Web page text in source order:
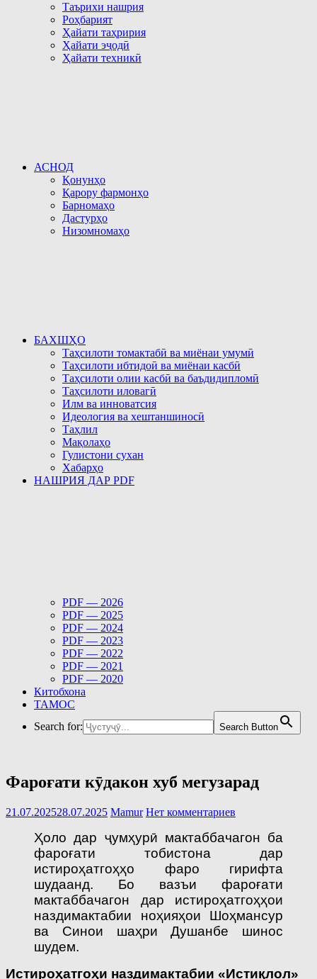
Таърихи нашрия
Роҳбарият
Ҳайати таҳририя
Ҳайати эҷодӣ
Ҳайати техникӣ
АСНОД
Қонунҳо
Қарору фармонҳо
Барномаҳо
Дастурҳо
Низомномаҳо
БАХШҲО
Таҳсилоти томактабӣ ва миёнаи умумӣ
Таҳсилоти ибтидоӣ ва миёнаи касбӣ
Таҳсилоти олии касбӣ ва баъдидипломӣ
Таҳсилоти иловагӣ
Илм ва инноватсия
Идеология ва хештаншиносӣ
Таҳлил
Мақолаҳо
Гулистони сухан
Хабарҳо
НАШРИЯ ДАР PDF
PDF — 2026
PDF — 2025
PDF — 2024
PDF — 2023
PDF — 2022
PDF — 2021
PDF — 2020
Китобхона
ТАМОС
Search for:
Search Button
Фароғати кӯдакон хуб мегузарад
21.07.202528.07.2025 Mamur Нет комментариев
Ҳоло дар ҷумҳурӣ мактаббачагон ба
фароғати тобистона дар
истироҳатгоҳҳо фаро гирифта
шудаанд. Бо вазъи фароғати
мактаббачагон дар истироҳатгоҳҳои
наздимактабии ноҳияҳои Шоҳмансур
ва Синои шаҳри Душанбе шинос
шудем.
Истироҳатгоҳи наздимактабии «Истиқлол»